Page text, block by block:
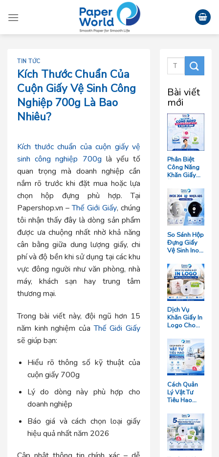
TIN TỨC
Kích Thước Chuẩn Của
Cuộn Giấy Vệ Sinh Công
Nghiệp 700g Là Bao
Nhiêu?
Kích thước chuẩn của cuộn giấy vệ
sinh công nghiệp 700g là yếu tố
quan trọng mà doanh nghiệp cần
nắm rõ trước khi đặt mua hoặc lựa
chọn hộp đựng phù hợp. Tại
Papershop.vn –Thế Giới Giấy, chúng
tôi nhận thấy đây là dòng sản phẩm
được ưa chuộng nhất nhờ khả năng
cân bằng giữa dung lượng giấy, chi
phí và độ bền khi sử dụng tại các khu
vực đông người như văn phòng, nhà
máy, khách sạn hay trung tâm
thương mại.
Trong bài viết này, đội ngũ hơn 15
năm kinh nghiệm củaThế Giới Giấy
sẽ giúp bạn:
Hiểu rõ thông số kỹ thuật của
cuộn giấy 700g
Lý do dòng này phù hợp cho
doanh nghiệp
Báo giá và cách chọn loại giấy
hiệu quả nhất năm 2026
Bài viết
mới
Phân Biệt
Công Năng
Khăn Giấy
Giấy Lau Tay
Và Giấy Vệ
Sinh Trong
Ngành F&B
So Sánh Hộp
Đựng Giấy
Vệ Sinh Inox
Nhựa: Loại
Nào Bền
Hơn?
Dịch Vụ
Khăn Giấy In
Logo Cho
Giá Rẻ Tại
TP.HCM
Cách Quản
Lý Vật Tư
Tiêu Hao
Sạn Quy Mô
Trên 50
Phòng Giúp
Tối Ưu Chi
Phí Vận
Hành